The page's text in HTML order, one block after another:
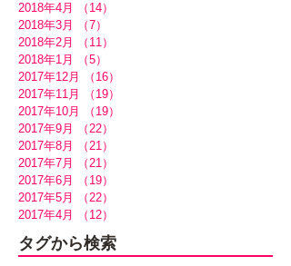
2018年4月
（14）
2018年3月
（7）
2018年2月
（11）
2018年1月
（5）
2017年12月
（16）
2017年11月
（19）
2017年10月
（19）
2017年9月
（22）
2017年8月
（21）
2017年7月
（21）
2017年6月
（19）
2017年5月
（22）
2017年4月
（12）
タグから検索